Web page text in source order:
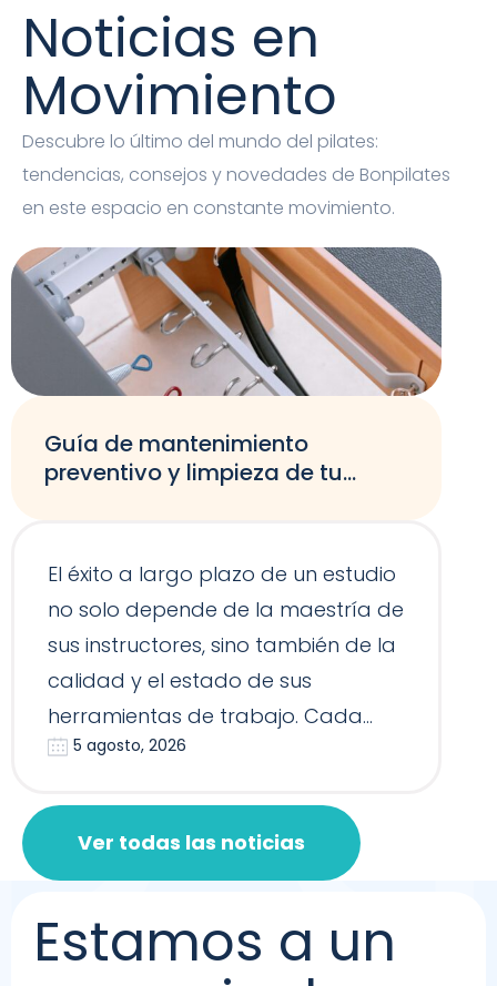
Noticias en
Movimiento
Descubre lo último del mundo del pilates:
tendencias, consejos y novedades de Bonpilates
en este espacio en constante movimiento.
Guía de mantenimiento
preventivo y limpieza de tu
El éxito a largo plazo de un estudio
no solo depende de la maestría de
sus instructores, sino también de la
calidad y el estado de sus
herramientas de trabajo. Cada
Reformer, Silla…
5 agosto, 2026
Ver todas las noticias
Estamos a un